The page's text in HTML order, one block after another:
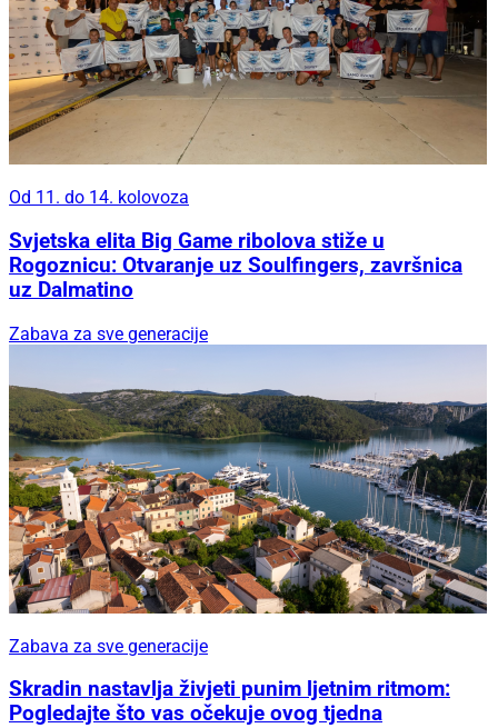
Od 11. do 14. kolovoza
Svjetska elita Big Game ribolova stiže u
Rogoznicu: Otvaranje uz Soulfingers, završnica
uz Dalmatino
Zabava za sve generacije
Zabava za sve generacije
Skradin nastavlja živjeti punim ljetnim ritmom:
Pogledajte što vas očekuje ovog tjedna